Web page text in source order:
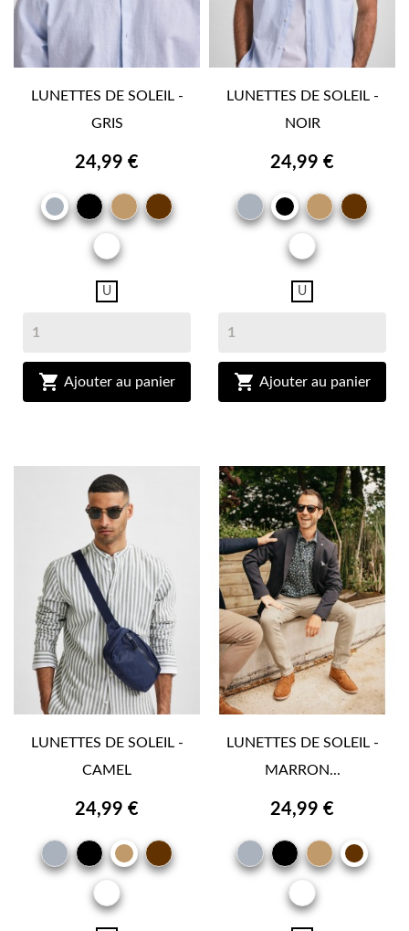
LUNETTES DE SOLEIL -
GRIS
24,99 €
GRISNOIRCAMELMARRON
BRUN
OR
U
 Ajouter au panier
LUNETTES DE SOLEIL -
NOIR
24,99 €
GRISNOIRCAMEL
OR
U
 Ajouter au panier
LUNETTES DE SOLEIL -
CAMEL
24,99 €
GRISNOIRCAMELMARRON
BRUN
OR
LUNETTES DE SOLEIL -
MARRON...
24,99 €
GRISNOIRCAMEL
OR